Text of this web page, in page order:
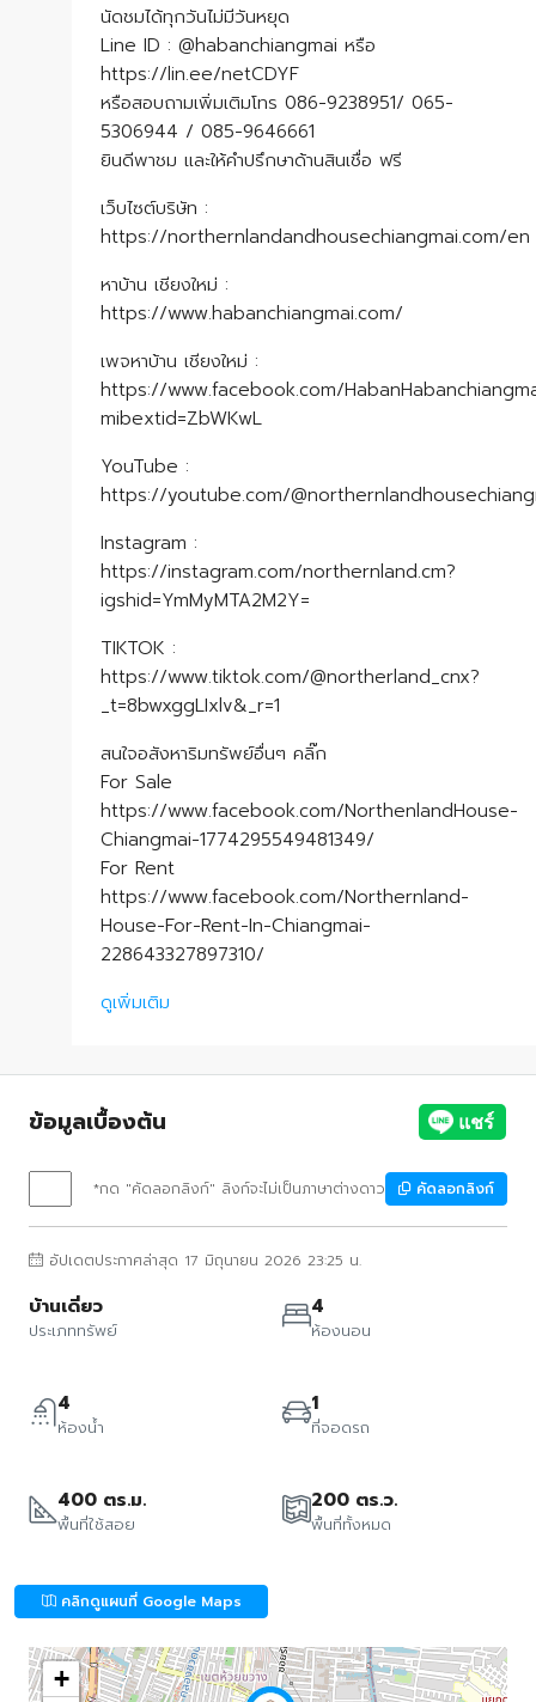
นัดชมได้ทุกวันไม่มีวันหยุด
Line ID : @habanchiangmai หรือ
https://lin.ee/netCDYF
หรือสอบถามเพิ่มเติมโทร 086-9238951/ 065-
5306944 / 085-9646661
ยินดีพาชม และให้คำปรึกษาด้านสินเชื่อ ฟรี
เว็บไซต์บริษัท :
https://northernlandandhousechiangmai.com/en
หาบ้าน เชียงใหม่ :
https://www.habanchiangmai.com/
เพจหาบ้าน เชียงใหม่ :
https://www.facebook.com/
mibextid=ZbWKwL
YouTube :
https://youtube.com/
Instagram :
https://instagram.com/northernland.cm?
igshid=YmMyMTA2M2Y=
TIKTOK :
https://www.tiktok.com/@northerland_cnx?
_t=8bwxggLIxlv&_r=1
สนใจอสังหาริมทรัพย์อื่นๆ คลิ๊ก
For Sale
https://www.facebook.com/NorthenlandHouse-
Chiangmai-1774295549481349/
For Rent
https://www.facebook.com/Northernland-
House-For-Rent-In-Chiangmai-
228643327897310/
ดูเพิ่มเติม
ข้อมูลเบื้องต้น
*กด "คัดลอกลิงก์" ลิงก์จะไม่เป็นภาษาต่างดาว คัดลอกลิงก์
อัปเดตประกาศล่าสุด 17 มิถุนายน 2026 23:25 น.
บ้านเดี่ยว
ประเภททรัพย์
4
ห้องนอน
4
ห้องน้ำ
1
ที่จอดรถ
400 ตร.ม.
พื้นที่ใช้สอย
200 ตร.ว.
พื้นที่ทั้งหมด
คลิกดูแผนที่ Google Maps
+